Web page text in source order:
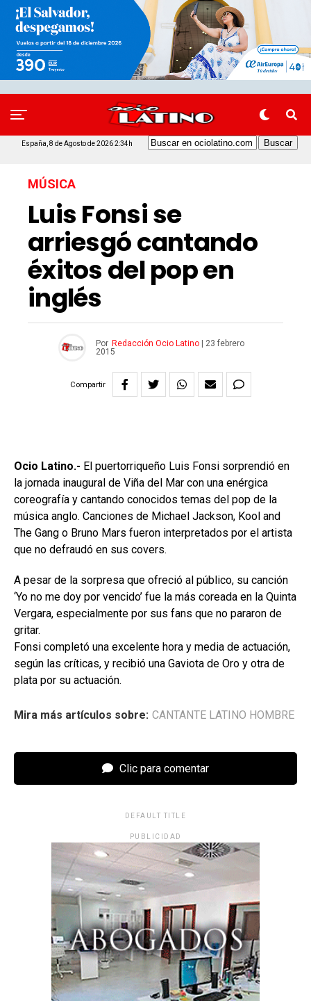
España, 8 de Agosto de 2026 2:34h
MÚSICA
Luis Fonsi se
arriesgó cantando
éxitos del pop en
inglés
Por Redacción Ocio Latino|
23 febrero
2015
Compartir
Ocio Latino.- El puertorriqueño Luis Fonsi sorprendió en
la jornada inaugural de Viña del Mar con una enérgica
coreografía y cantando conocidos temas del pop de la
música anglo. Canciones de Michael Jackson, Kool and
The Gang o Bruno Mars fueron interpretados por el artista
que no defraudó en sus covers.
A pesar de la sorpresa que ofreció al público, su canción
‘Yo no me doy por vencido’ fue la más coreada en la Quinta
Vergara, especialmente por sus fans que no pararon de
gritar.
Fonsi completó una excelente hora y media de actuación,
según las críticas, y recibió una Gaviota de Oro y otra de
plata por su actuación.
Mira más artículos sobre: CANTANTE LATINO HOMBRE
Clic para comentar
DEFAULT TITLE
PUBLICIDAD